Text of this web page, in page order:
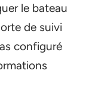
le bateau
de suivi
configuré